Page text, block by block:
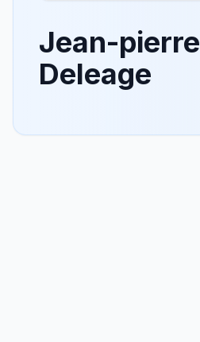
Jean-pierre
Deleage